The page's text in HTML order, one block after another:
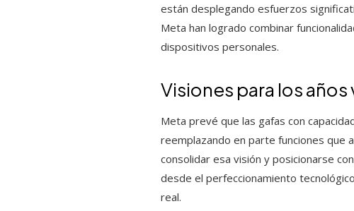
están desplegando esfuerzos
Meta han logrado combinar
dispositivos personales.
Visiones para los
Meta prevé que las gafas con
reemplazando en parte funciones que
consolidar esa visión y posicionarse
desde el perfeccionamiento
real.